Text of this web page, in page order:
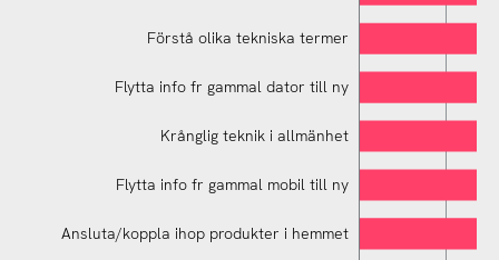
Förstå olika tekniska termer
Flytta info fr gammal dator till ny
Krånglig teknik i allmänhet
Flytta info fr gammal mobil till ny
Ansluta/koppla ihop produkter i hemmet